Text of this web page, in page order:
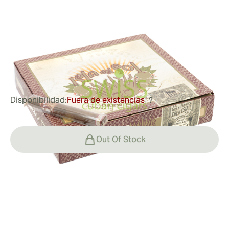
127 mm / 5 pulgadas
Reseñas
Disponibilidad:Fuera de existencias ?
Out Of Stock